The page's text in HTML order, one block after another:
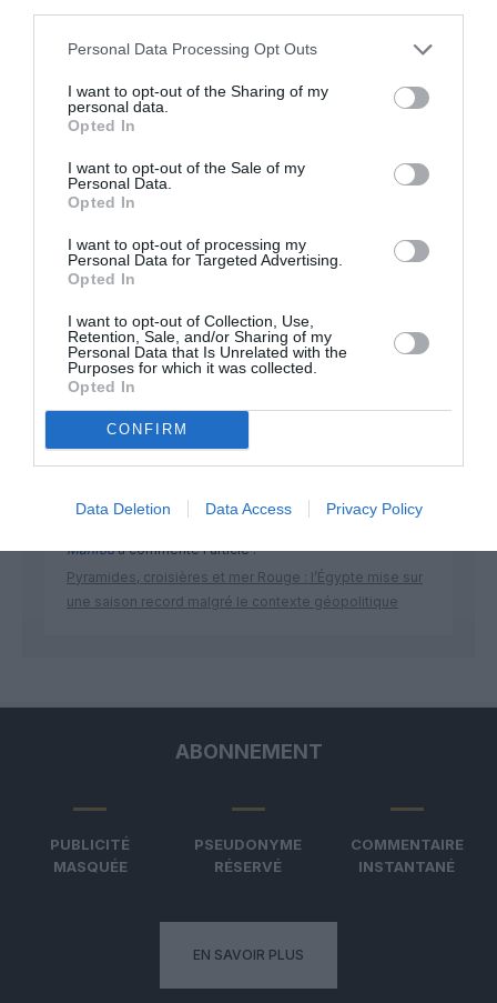
Personal Data Processing Opt Outs
I want to opt-out of the Sharing of my
personal data.
Opted In
I want to opt-out of the Sale of my
Personal Data.
Opted In
I want to opt-out of processing my
Personal Data for Targeted Advertising.
Opted In
I want to opt-out of Collection, Use,
Retention, Sale, and/or Sharing of my
Personal Data that Is Unrelated with the
Purposes for which it was collected.
Opted In
CONFIRM
Data Deletion Data Access Privacy Policy
Appel aux lecteurs !
Soutenez Air Journal participez
DERNIERS COMMENTAIRES
atplhkta commenté l'article :
Contrôles aux frontières entre l’Espagne et l’Italie : des
arrivées plus longues, des correspondances à risque
Manfoua commenté l'article :
Pyramides, croisières et mer Rouge : l’Égypte mise sur
une saison record malgré le contexte géopolitique
ABONNEMENT
PUBLICITÉ
MASQUÉE
PSEUDONYME
RÉSERVÉ
COMMENTAIRE
INSTANTANÉ
EN SAVOIR PLUS